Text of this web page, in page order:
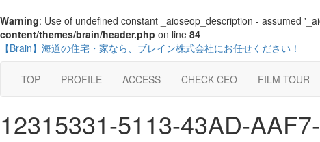
Warning: Use of undefined constant _aioseop_description - assumed
content/themes/brain/header.php on line 84
【Brain】海道の住宅・家なら、ブレイン株式会社にお任せください！
TOP PROFILE ACCESS CHECK CEO FILM TOUR
12315331-5113-43AD-